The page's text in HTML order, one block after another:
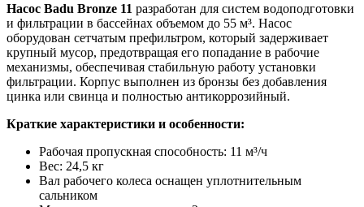
Насос Badu Bronze 11 разработан для систем водоподготовки
и фильтрации в бассейнах объемом до 55 м³. Насос
оборудован сетчатым префильтром, который задерживает
крупный мусор, предотвращая его попадание в рабочие
механизмы, обеспечивая стабильную работу установки
фильтрации. Корпус выполнен из бронзы без добавления
цинка или свинца и полностью антикоррозийный.
Краткие характеристики и особенности:
Рабочая пропускная способность: 11 м³/ч
Вес: 24,5 кг
Вал рабочего колеса оснащен уплотнительным
сальником